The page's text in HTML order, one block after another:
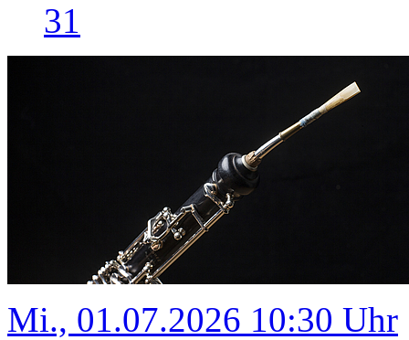
31
Mi., 01.07.2026 10:30 Uhr